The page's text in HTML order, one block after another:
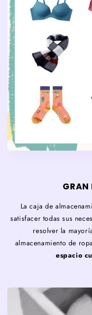
GRAN
La caja de
satisfacer todas sus
resolver la
almacenamiento de
espacio